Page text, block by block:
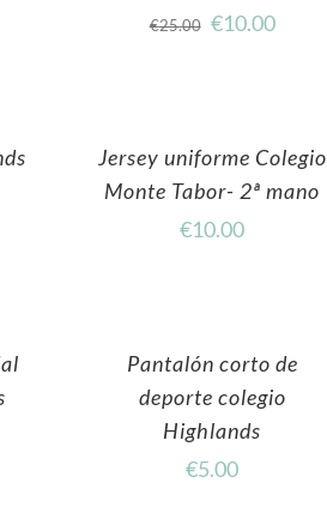
€25.00 €10.00
Jersey uniforme Colegio
Monte Tabor- 2ª mano
€10.00
Pantalón corto de
deporte colegio
Highlands
€5.00